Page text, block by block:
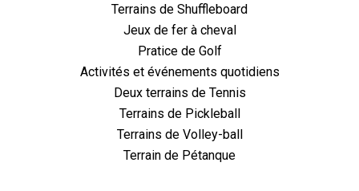
Terrains de Shuffleboard
Jeux de fer à cheval
Pratice de Golf
Activités et événements quotidiens
Deux terrains de Tennis
Terrains de Pickleball
Terrains de Volley-ball
Terrain de Pétanque